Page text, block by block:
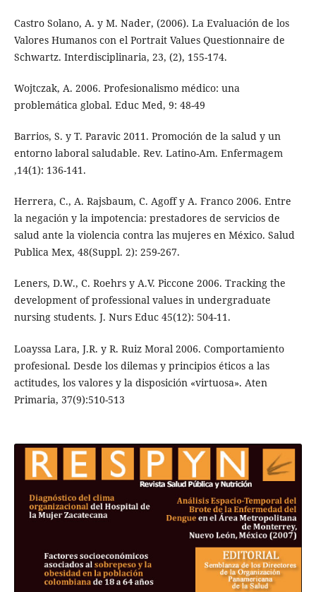
Castro Solano, A. y M. Nader, (2006). La Evaluación de los
Valores Humanos con el Portrait Values Questionnaire de
Schwartz. Interdisciplinaria, 23, (2), 155-174.
Wojtczak, A. 2006. Profesionalismo médico: una
problemática global. Educ Med, 9: 48-49
Barrios, S. y T. Paravic 2011. Promoción de la salud y un
entorno laboral saludable. Rev. Latino-Am. Enfermagem
,14(1): 136-141.
Herrera, C., A. Rajsbaum, C. Agoff y A. Franco 2006. Entre
la negación y la impotencia: prestadores de servicios de
salud ante la violencia contra las mujeres en México. Salud
Publica Mex, 48(Suppl. 2): 259-267.
Leners, D.W., C. Roehrs y A.V. Piccone 2006. Tracking the
development of professional values in undergraduate
nursing students. J. Nurs Educ 45(12): 504-11.
Loayssa Lara, J.R. y R. Ruiz Moral 2006. Comportamiento
profesional. Desde los dilemas y principios éticos a las
actitudes, los valores y la disposición «virtuosa». Aten
Primaria, 37(9):510-513